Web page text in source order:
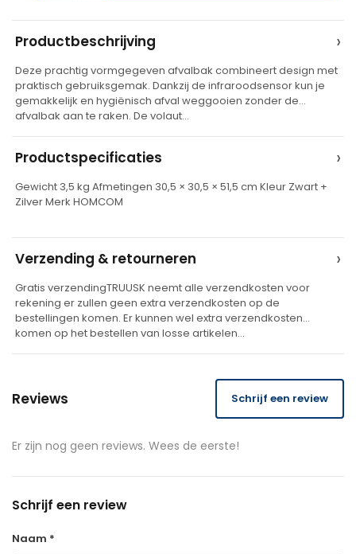
t
e
r
a
t
e
Productbeschrijving ›
Deze prachtig vormgegeven afvalbak combineert design met
praktisch gebruiksgemak. Dankzij de infraroodsensor kun je
gemakkelijk en hygiënisch afval weggooien zonder de
afvalbak aan te raken. De volaut…
Productspecificaties ›
Gewicht 3,5 kg Afmetingen 30,5 × 30,5 × 51,5 cm Kleur Zwart +
Zilver Merk HOMCOM
Verzending & retourneren ›
Gratis verzendingTRUUSK neemt alle verzendkosten voor
rekening er zullen geen extra verzendkosten op de
bestellingen komen. Er kunnen wel extra verzendkosten
komen op het bestellen van losse artikelen…
Reviews Schrijf een review
Er zijn nog geen reviews. Wees de eerste!
Schrijf een review
Naam *